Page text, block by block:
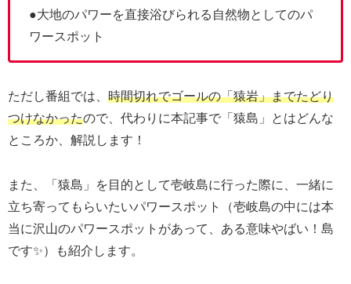
●大地のパワーを直接浴びられる自然物としてのパ
ワースポット
ただし番組では、 時間切れでゴールの「猿岩」までたどり
つけなかったので、代わりに本記事で「猿島」とはどんな
ところか、解説します！
また、「猿島」を目的として壱岐島に行った際に、一緒に
立ち寄ってもらいたいパワースポット（壱岐島の中には本
当に沢山のパワースポットがあって、ある意味やばい！島
です✨）も紹介します。